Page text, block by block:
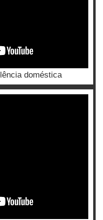
doméstica